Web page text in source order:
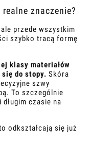
znaczenie?
przede wszystkim
szybko tracą formę
klasy materiałów
do stopy. Skóra
szwy
To szczególnie
czasie na
odkształcają się już